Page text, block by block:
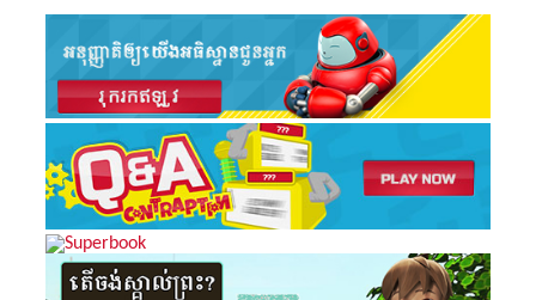
ចូរថ្វាយបង្គំព្រះអង្គ
យ៉ូហាន ៣:១៦ វិវរណៈ ៥:១៤ រ៉ូម ១២:១